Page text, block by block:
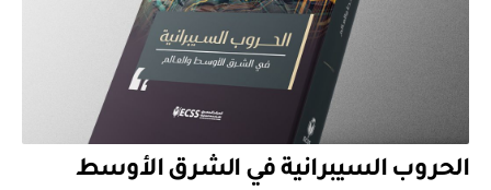
الحروب السيبرانية في الشرق الأوسط